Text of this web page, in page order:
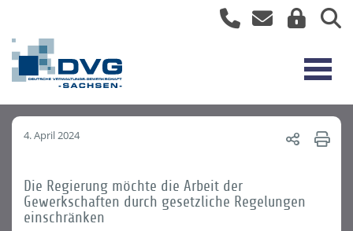
4. April 2024
Die Regierung möchte die Arbeit der
Gewerkschaften durch gesetzliche Regelungen
einschränken